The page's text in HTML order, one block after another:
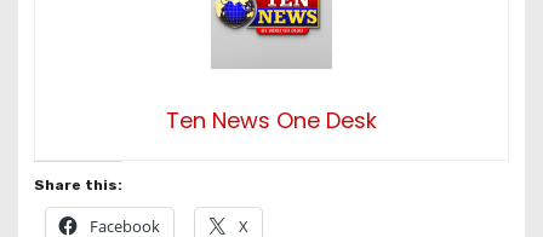
Ten News One Desk
Share this:
Facebook X